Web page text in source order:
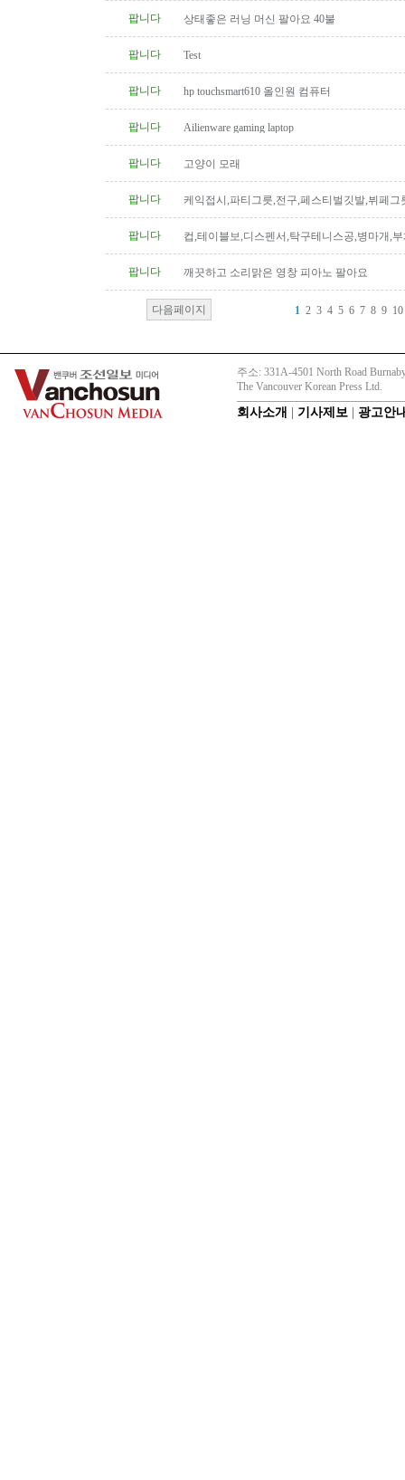
팝니다 상태좋은 러닝 머신 팔아요 40불
팝니다 Test
팝니다 hp touchsmart610 올인원 컴퓨터
팝니다 Ailienware gaming laptop
팝니다 고양이 모래
팝니다 케익접시,파티그릇,전구,페스티벌깃발,뷔페그
팝니다
컵,테이블보,디스펜서,탁구테니스공,병마개,
팝니다
깨끗하고 소리맑은 영창 피아노 팔아요
다음페이지 1 2 3 4 5 6 7 8 9 10
주소: 331A-4501 North Road
The Vancouver Korean Press Ltd.
회사소개 기사제보 광고안